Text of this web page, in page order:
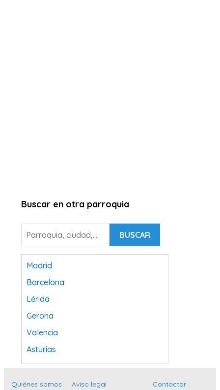
Buscar en otra parroquia
BUSCAR
Madrid
Barcelona
Lérida
Gerona
Valencia
Asturias
Tarragona
Navarra
Quiénes somos Aviso legal Contactar